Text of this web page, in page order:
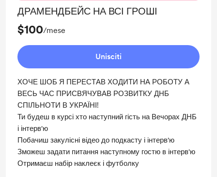
ДРАМЕНДБЕЙС НА ВСІ ГРОШІ
$100/mese
Unisciti
ХОЧЕ ШОБ Я ПЕРЕСТАВ ХОДИТИ НА РОБОТУ А
ВЕСЬ ЧАС ПРИСВЯЧУВАВ РОЗВИТКУ ДНБ
СПІЛЬНОТИ В УКРАЇНІ!
Ти будеш в курсі хто наступний гість на Вечорах ДНБ
і інтерв'ю
Побачиш закулісні відео до подкасту і інтерв'ю
Зможеш задати питання наступному гостю в інтерв'ю
Отримаєш набір наклеєк і футболку